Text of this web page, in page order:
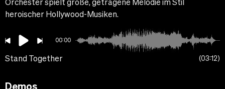
Orchester spielt große, getragene Melodie im Stil
heroischer Hollywood-Musiken.
00:00
Stand Together 03:12
Demos